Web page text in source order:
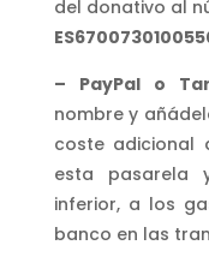
del donativo al
– PayPal o
nombre y
coste adicional
esta pasarela
inferior, a los
banco en las